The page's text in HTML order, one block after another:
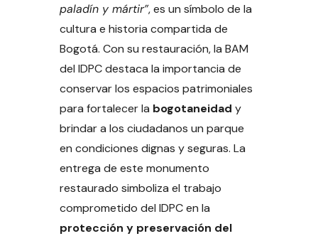
paladín y mártir”, es un símbolo de la
cultura e historia compartida de
Bogotá. Con su restauración, la BAM
del IDPC destaca la importancia de
conservar los espacios patrimoniales
para fortalecer la bogotaneidad y
brindar a los ciudadanos un parque
en condiciones dignas y seguras. La
entrega de este monumento
restaurado simboliza el trabajo
comprometido del IDPC en la
protección y preservación del